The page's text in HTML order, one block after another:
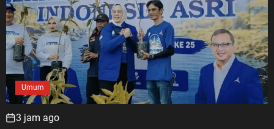
Umum
3 jam ago